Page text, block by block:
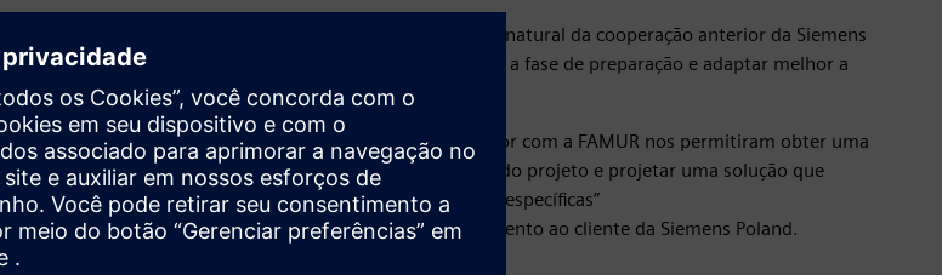
de
O projeto também foi uma continuação natural da cooperação anterior da Siemens
com a FAMUR, que possibilitou encurtar a fase de preparação e adaptar melhor a
solução às necessidades do cliente.
“Nossa experiência e colaboração anterior com a FAMUR nos permitiram obter uma
compreensão muito boa dos requisitos do projeto e projetar uma solução que
atendesse às necessidades operacionais específicas”
enfatiza Tomasz Lazar, chefe de atendimento ao cliente da Siemens Poland.